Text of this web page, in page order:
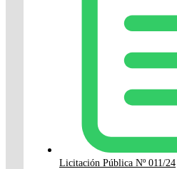
Licitación Pública Nº 011/24